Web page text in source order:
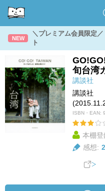
NEW
＼プレミアム会員限定
ト
旬台湾
講談社
講談社
ISBN・EAN:
本棚登
感想: 2